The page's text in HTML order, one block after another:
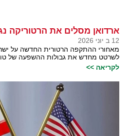
ארדואן מסלים את הרטוריקה
12 ב יוני 2026
מאחורי ההתקפה הרטורית החדשה על
לשרטט מחדש את גבולות ההשפעה של
לקריאה >>